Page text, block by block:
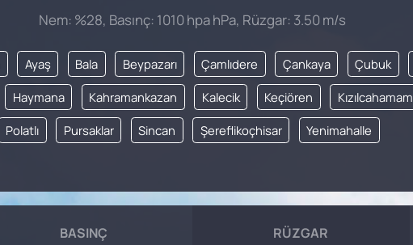
Nem: %28, Basınç: 1010 hpa hPa, Rüzgar: 3.50 m/s
Ayaş Bala Beypazarı Çamlıdere Çankaya Çubuk
Haymana Kahramankazan Kalecik Keçiören Kızılcahamam
Polatlı Pursaklar Sincan Şereflikoçhisar Yenimahalle
BASINÇ RÜZGAR